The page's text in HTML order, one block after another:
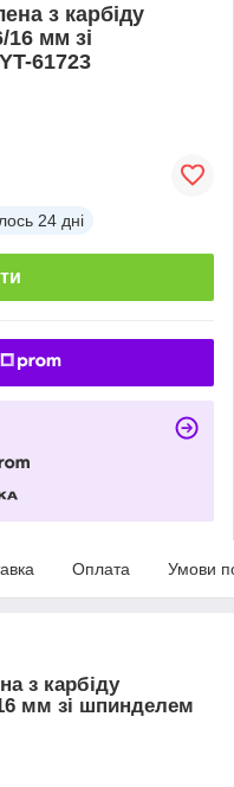
з карбіду
мм зі
61723
24 дні
Оплата Умови
з карбіду
мм зі шпинделем